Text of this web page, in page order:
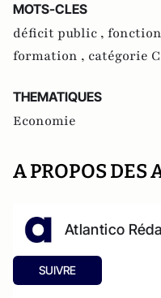
MOTS-CLES
déficit public ,
formation , catégorie
THEMATIQUES
Economie
A PROPOS DES
Atlantico
SUIVRE